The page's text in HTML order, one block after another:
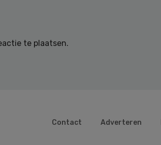
te plaatsen.
Contact Adverteren